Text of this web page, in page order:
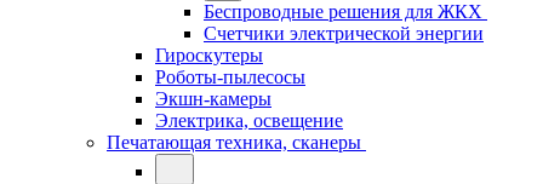
Беспроводные решения для ЖКХ
Счетчики электрической энергии
Гироскутеры
Роботы-пылесосы
Экшн-камеры
Электрика, освещение
Печатающая техника, сканеры